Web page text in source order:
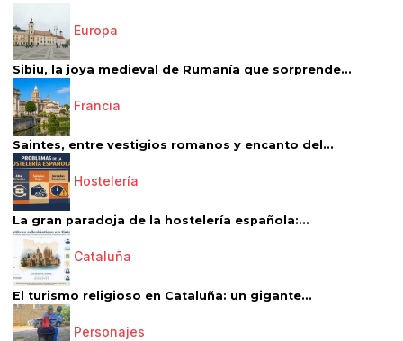
Europa
Sibiu, la joya medieval de Rumanía que sorprende...
Francia
Saintes, entre vestigios romanos y encanto del...
Hostelería
La gran paradoja de la hostelería española:...
Cataluña
El turismo religioso en Cataluña: un gigante...
Personajes